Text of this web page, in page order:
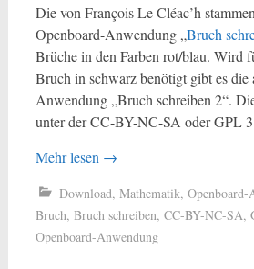
Die von François Le Cléac’h
Openboard-Anwendung „Bruch
Brüche in den Farben rot/blau. Wird
Bruch in schwarz benötigt gibt es die
Anwendung „Bruch schreiben 2“.
unter der CC-BY-NC-SA oder GPL
Mehr lesen →
Download, Mathematik, Openboard-
Bruch, Bruch schreiben, CC-BY-NC-SA,
Openboard-Anwendung